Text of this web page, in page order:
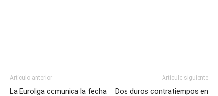
Artículo anterior
La Euroliga comunica la fecha
Artículo siguiente
Dos duros contratiempos en